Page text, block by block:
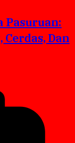
Pasuruan:
Dan